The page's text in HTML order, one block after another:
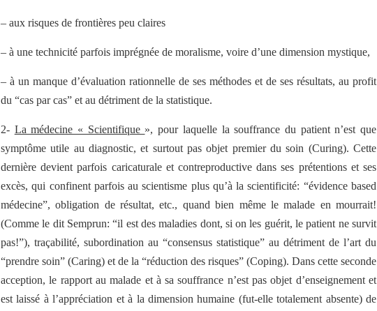
– aux risques de frontières peu claires
– à une technicité parfois imprégnée de moralisme, voire d’une dimension mystique,
– à un manque d’évaluation rationnelle de ses méthodes et de ses résultats, au profit
du “cas par cas” et au détriment de la statistique.
2- La médecine « Scientifique », pour laquelle la souffrance du patient n’est que
symptôme utile au diagnostic, et surtout pas objet premier du soin (Curing). Cette
dernière devient parfois caricaturale et contreproductive dans ses prétentions et ses
excès, qui confinent parfois au scientisme plus qu’à la scientificité: “évidence based
médecine”, obligation de résultat, etc., quand bien même le malade en mourrait!
(Comme le dit Semprun: “il est des maladies dont, si on les guérit, le patient ne survit
pas!”), traçabilité, subordination au “consensus statistique” au détriment de l’art du
“prendre soin” (Caring) et de la “réduction des risques” (Coping). Dans cette seconde
acception, le rapport au malade et à sa souffrance n’est pas objet d’enseignement et
est laissé à l’appréciation et à la dimension humaine (fut-elle totalement absente) de